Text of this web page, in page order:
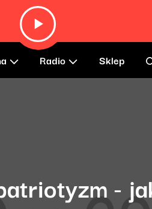
Radio Sklep
-